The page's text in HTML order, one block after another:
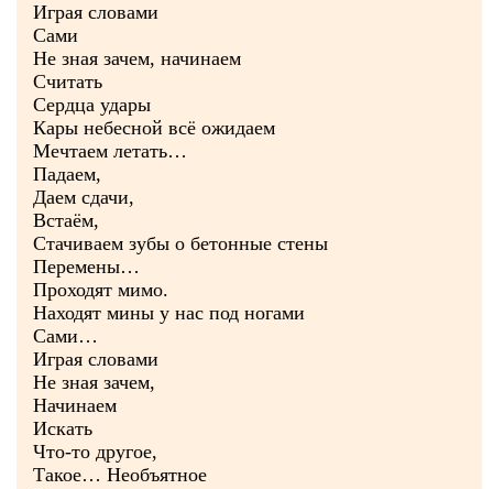
Играя словами
Сами
Не зная зачем, начинаем
Считать
Сердца удары
Кары небесной всё ожидаем
Мечтаем летать…
Падаем,
Даем сдачи,
Встаём,
Стачиваем зубы о бетонные стены
Перемены…
Проходят мимо.
Находят мины у нас под ногами
Сами…
Играя словами
Не зная зачем,
Начинаем
Искать
Что-то другое,
Такое… Необъятное